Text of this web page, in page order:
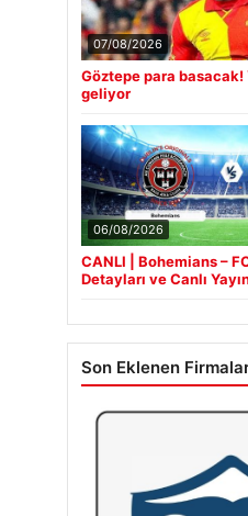
07/08/2026
Göztepe para basacak!
geliyor
06/08/2026
CANLI | Bohemians –
Detayları ve Canlı
Son Eklenen